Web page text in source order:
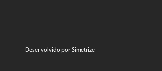
Desenvolvido por Simetrize